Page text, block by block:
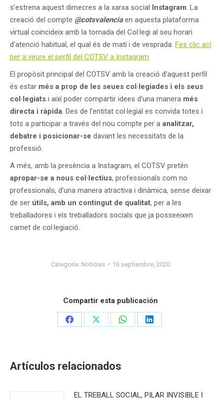
s’estrena aquest dimecres a la xarxa social Instagram. La
creació del compte @cotsvalenciaen aquesta plataforma
virtual coincideix amb la tornada del Col·legi al seu horari
d’atenció habitual, el qual és de matí i de vesprada. Fes clic ací
per a veure el perfil del COTSV a Instagram
El propòsit principal del COTSV amb la creació d’aquest perfil
és estar més a prop de les seues col·legiades i els seus
col·legiats i així poder compartir idees d’una manera més
directa i ràpida. Des de l’entitat col·legial es convida totes i
tots a participar a través del nou compte per a analitzar,
debatre i posicionar-se davant les necessitats de la
professió.
A més, amb la presència a Instagram, el COTSV pretén
apropar-se a nous col·lectius, professionals com no
professionals, d’una manera atractiva i dinàmica, sense deixar
de ser útils, amb un contingut de qualitat, per a les
treballadores i els treballadors socials que ja posseeixen
carnet de col·legiació.
Categoría: Noticias 16 septiembre, 2020
Compartir esta publicación
Share
Share
Share
Share
Artículos relacionados
EL TREBALL SOCIAL, PILAR INVISIBLE I